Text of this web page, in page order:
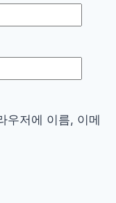
우저에 이름, 이메